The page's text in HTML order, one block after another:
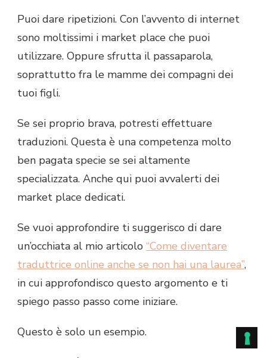
Puoi dare ripetizioni. Con l’avvento di internet
sono moltissimi i market place che puoi
utilizzare. Oppure sfrutta il passaparola,
soprattutto fra le mamme dei compagni dei
tuoi figli.
Se sei proprio brava, potresti effettuare
traduzioni. Questa è una competenza molto
ben pagata specie se sei altamente
specializzata. Anche qui puoi avvalerti dei
market place dedicati.
Se vuoi approfondire ti suggerisco di dare
un’occhiata al mio articolo “Come diventare
traduttrice online anche se non hai una laurea”,
in cui approfondisco questo argomento e ti
spiego passo passo come iniziare.
Questo è solo un esempio.